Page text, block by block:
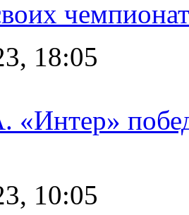
18:05
«Интер»
10:05